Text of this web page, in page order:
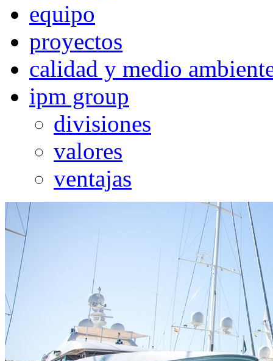
equipo
proyectos
calidad y medio
ipm group
divisiones
valores
ventajas